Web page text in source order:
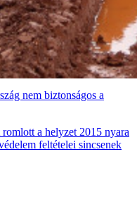
nem biztonságos a
a helyzet 2015 nyara
feltételei sincsenek